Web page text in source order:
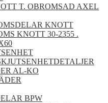
T. OBROMSAD AXEL
KNOTT
KNOTT 30-2355 .
AL-KO
BPW